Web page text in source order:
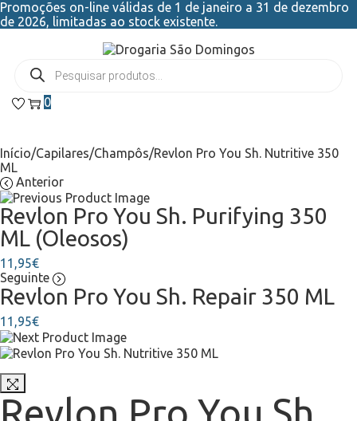
Promoções on-line válidas de 1 de janeiro a 31 de dezembro
de 2026, limitadas ao stock existente.
0
Início/Capilares/Champôs/Revlon Pro You Sh. Nutritive 350
ML
Anterior
Revlon Pro You Sh. Purifying 350
ML (Oleosos)
11,95€
Seguinte
Revlon Pro You Sh. Repair 350 ML
11,95€
Revlon Pro You Sh.